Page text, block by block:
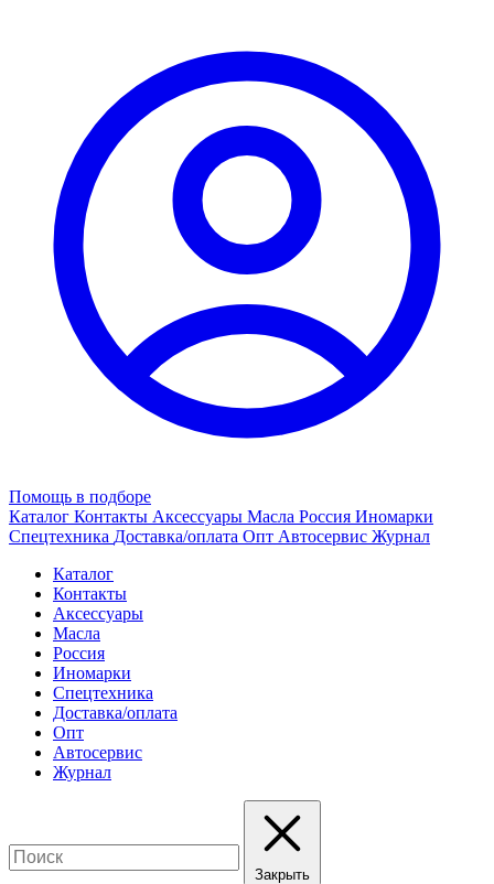
Помощь в подборе
Каталог Контакты Аксессуары Масла Россия Иномарки
Спецтехника Доставка/оплата Опт Автосервис Журнал
Каталог
Контакты
Аксессуары
Масла
Россия
Иномарки
Спецтехника
Доставка/оплата
Опт
Автосервис
Журнал
Закрыть